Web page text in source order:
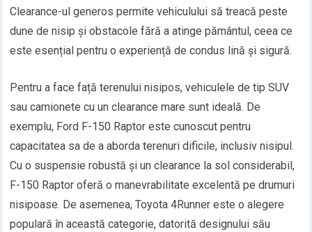
Clearance-ul generos permite vehiculului să treacă peste
dune de nisip și obstacole fără a atinge pământul, ceea ce
este esențial pentru o experiență de condus lină și sigură.
Pentru a face față terenului nisipos, vehiculele de tip SUV
sau camionete cu un clearance mare sunt ideală. De
exemplu, Ford F-150 Raptor este cunoscut pentru
capacitatea sa de a aborda terenuri dificile, inclusiv nisipul.
Cu o suspensie robustă și un clearance la sol considerabil,
F-150 Raptor oferă o manevrabilitate excelentă pe drumuri
nisipoase. De asemenea, Toyota 4Runner este o alegere
populară în această categorie, datorită designului său